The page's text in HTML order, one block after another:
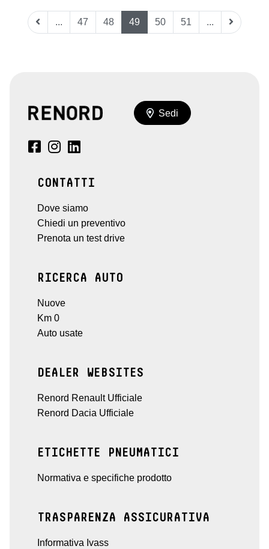
... 47 48 49 50 51 ...
Sedi
CONTATTI
Dove siamo
Chiedi un preventivo
Prenota un test drive
RICERCA AUTO
Nuove
Km 0
Auto usate
DEALER WEBSITES
Renord Renault Ufficiale
Renord Dacia Ufficiale
ETICHETTE PNEUMATICI
Normativa e specifiche prodotto
TRASPARENZA ASSICURATIVA
Informativa Ivass